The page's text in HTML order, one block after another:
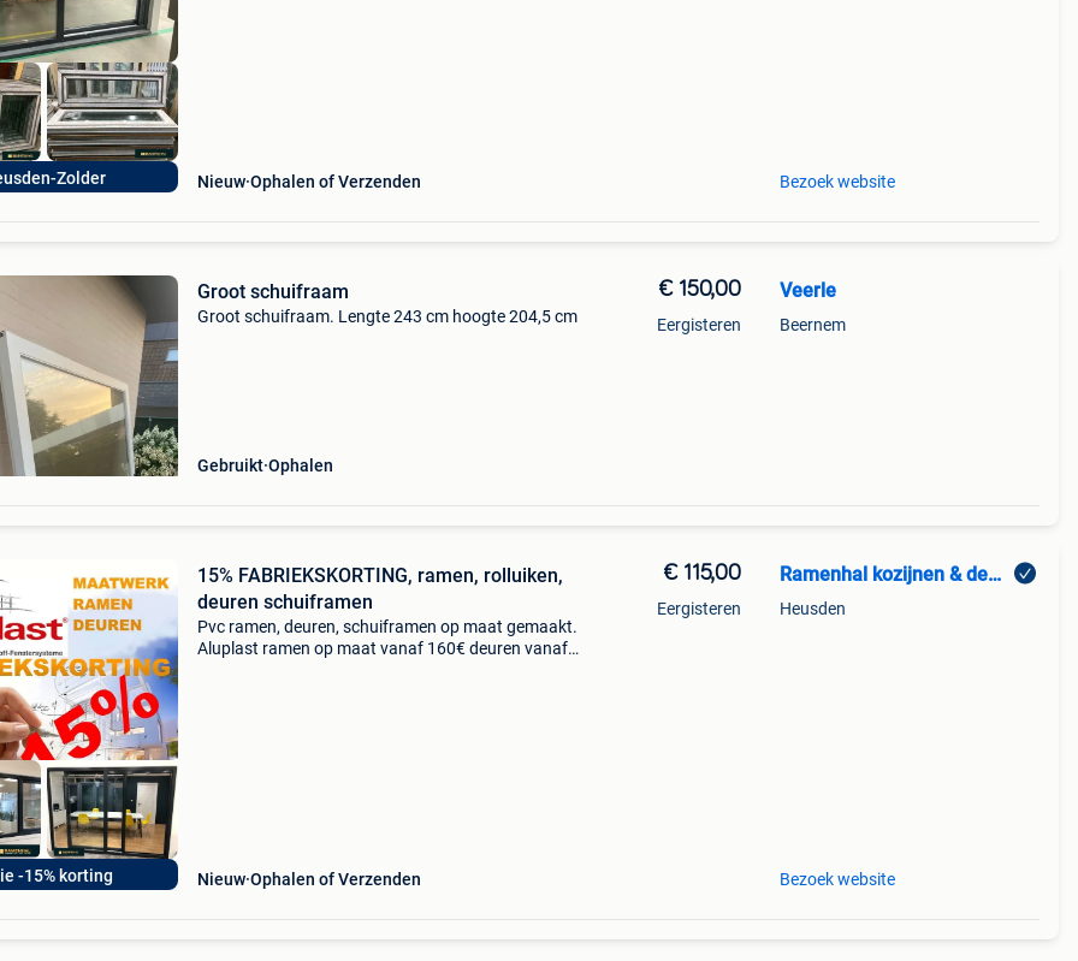
Zolder Nieuw Ophalen of Verzenden Bezoek website
Groot schuifraam
Groot schuifraam. Lengte 243 cm hoogte 204,5 cm
Gebruikt Ophalen
€ 150,00
Eergisteren
Veerle
Beernem
-15% korting
15% FABRIEKSKORTING, ramen, rolluiken,
deuren schuiframen
Pvc ramen, deuren, schuiframen op maat gemaakt.
Aluplast ramen op maat vanaf 160€ deuren vanaf
Nieuw Ophalen of Verzenden
€ 115,00
Eergisteren
Ramenhal kozijnen & deuren
Heusden
Bezoek website